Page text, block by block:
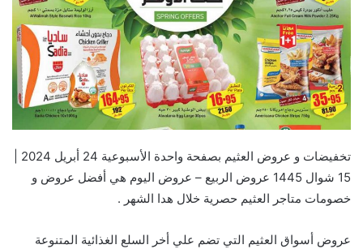
15 شوال 1445 عروض الربيع – عروض اليوم هي أفضل عروض و
خصومات متاجر العثيم حصرية خلال هدا الشهر .
عروض أسواق العثيم التي تضم علي أخر السلع الغذائية المتنوعة